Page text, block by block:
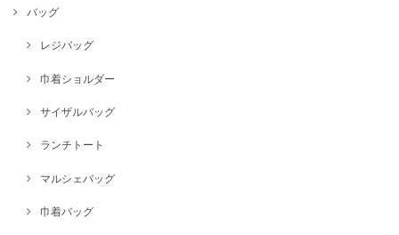
バッグ
レジバッグ
巾着ショルダー
サイザルバッグ
ランチトート
マルシェバッグ
巾着バッグ